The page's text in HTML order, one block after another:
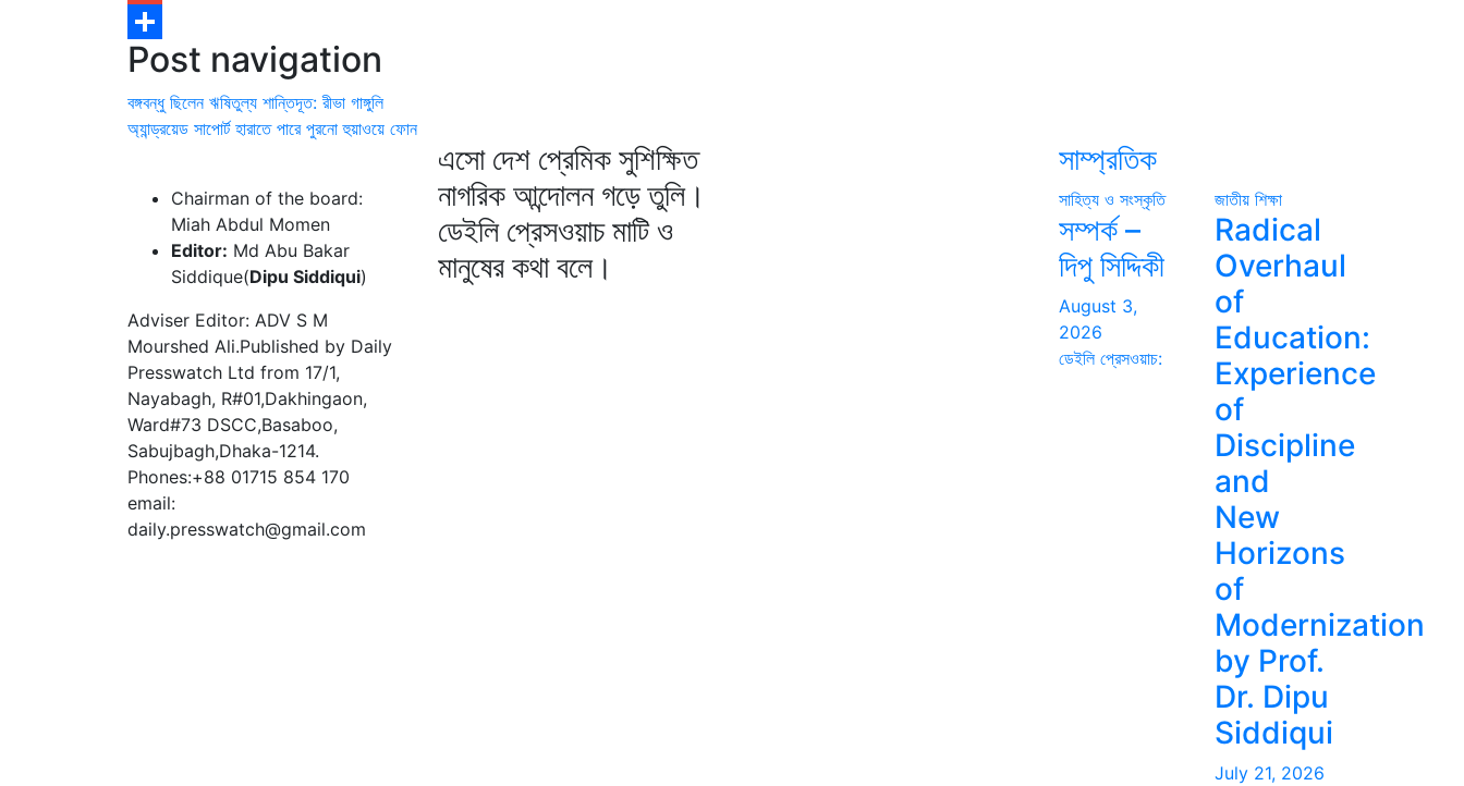
Gmail
Share
Post navigation
বঙ্গবন্ধু ছিলেন ঋষিতুল্য শান্তিদূত: রীভা গাঙ্গুলি
অ্যান্ড্রয়েড সাপোর্ট হারাতে পারে পুরনো হুয়াওয়ে ফোন
Chairman of the board:
Miah Abdul Momen
Editor: Md Abu Bakar
Siddique(Dipu Siddiqui)
Adviser Editor: ADV S M
Mourshed Ali.Published by Daily
Presswatch Ltd from 17/1,
Nayabagh, R#01,Dakhingaon,
Ward#73 DSCC,Basaboo,
Sabujbagh,Dhaka-1214.
Phones:+88 01715 854 170
email:
daily.presswatch@gmail.com
এসো দেশ প্রেমিক সুশিক্ষিত
নাগরিক আন্দোলন গড়ে তুলি।
ডেইলি প্রেসওয়াচ মাটি ও
মানুষের কথা বলে।
সাম্প্রতিক
সাহিত্য ও সংস্কৃতি
সম্পর্ক –
দিপু সিদ্দিকী
August 3,
2026
ডেইলি প্রেসওয়াচ:
জাতীয় শিক্ষা
Radical
Overhaul
of
Education:
Experience
of
Discipline
and
New
Horizons
of
Modernization
by Prof.
Dr. Dipu
Siddiqui
July 21, 2026